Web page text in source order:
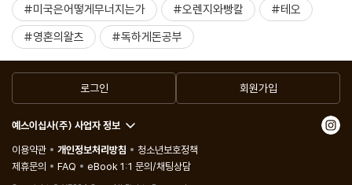
#미국은어떻게무너지는가
#오렌지와빵칼
#테오
#영혼의왈츠
#독하게돈공부
로그인 회원가입
예스이십사(주) 사업자 정보
이용약관
개인정보처리방침
청소년보호정책
제휴문의
FAQ eBook 1:1 문의/채팅상담